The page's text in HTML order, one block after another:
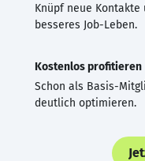
Knüpf neue
besseres Job-Leben.
Kostenlos profitieren
Schon als Basis-
deutlich optimieren.